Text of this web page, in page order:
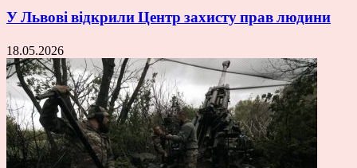
У Львові відкрили Центр захисту прав людини
18.05.2026